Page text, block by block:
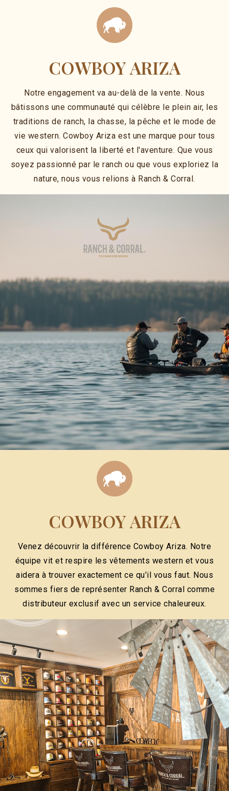
COWBOY ARIZA
Notre engagement va au-delà de la vente. Nous
bâtissons une communauté qui célèbre le plein air, les
traditions de ranch, la chasse, la pêche et le mode de
vie western. Cowboy Ariza est une marque pour tous
ceux qui valorisent la liberté et l'aventure. Que vous
soyez passionné par le ranch ou que vous exploriez la
nature, nous vous relions à Ranch & Corral.
COWBOY ARIZA
Venez découvrir la différence Cowboy Ariza. Notre
équipe vit et respire les vêtements western et vous
aidera à trouver exactement ce qu'il vous faut. Nous
sommes fiers de représenter Ranch & Corral comme
distributeur exclusif avec un service chaleureux.